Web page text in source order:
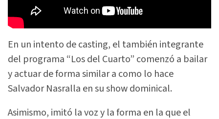
En un intento de casting, el también integrante
del programa “Los del Cuarto” comenzó a bailar
y actuar de forma similar a como lo hace
Salvador Nasralla en su show dominical.
Asimismo, imitó la voz y la forma en la que el